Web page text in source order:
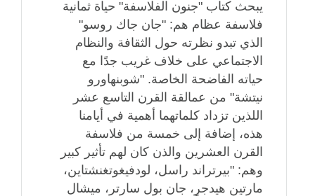
يبحث كتاب "جنون الفلاسفة" حياة ثمانية
فلاسفة عظام هم: "جان جاك روسو"
الذي تبدو نظرته حول الثقافة والنظام
الاجتماعي على خلاف غريب جدًا مع
حياته الفاضحة الخاصة. "شوبنهاورو
نيتشة" من عمالقة القرن التاسع عشر
اللذين تزداد كلماتهما أهمية في أيامنا
هذه، إضافة إلى خمسة من فلاسفة
القرن العشرين والذن كان لهم تأثير كبير
وهم: "بيرتراند راسل، لودفيغوتغنشتاين،
مارتين هيدجر، جان بول سارتر، ميشال